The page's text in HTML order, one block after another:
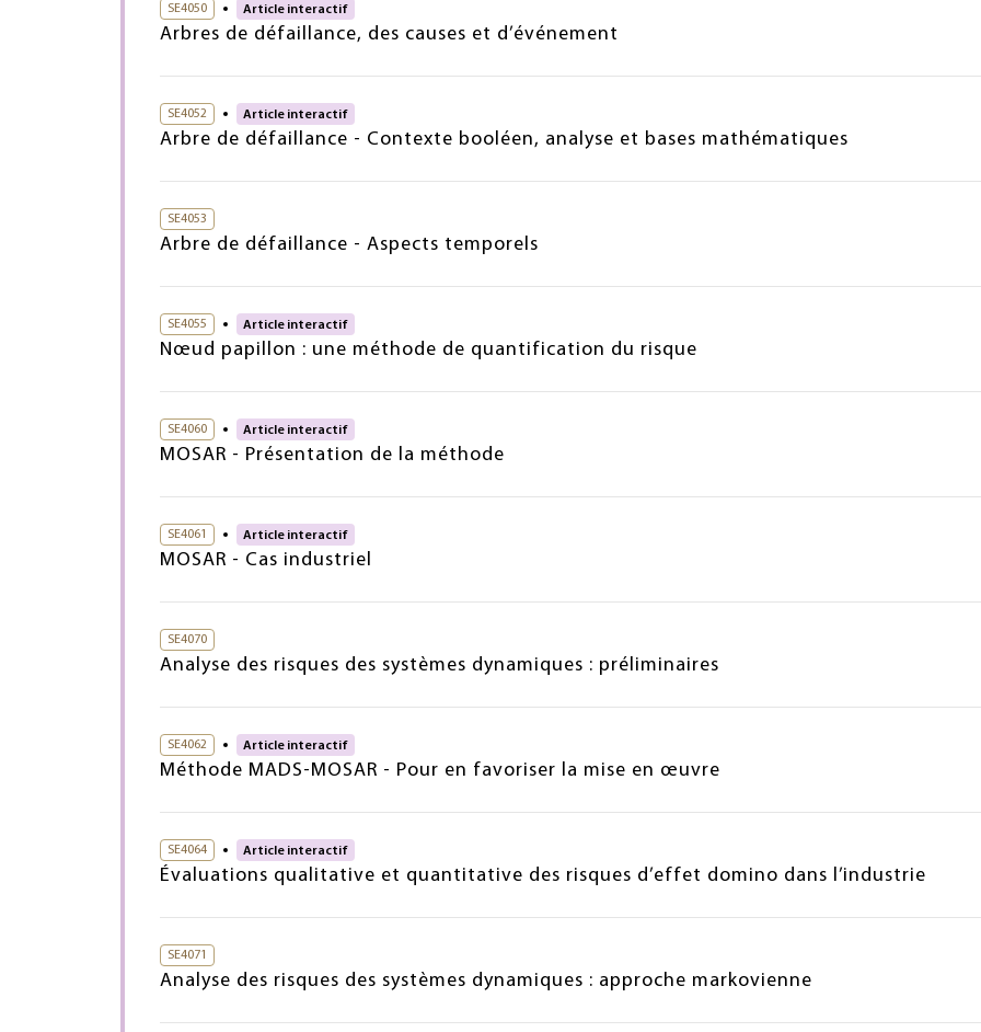
SE4050 Article interactif
Arbres de défaillance, des causes et d’événement
SE4052 Article interactif
Arbre de défaillance - Contexte booléen, analyse et bases mathématiques
SE4053
Arbre de défaillance - Aspects temporels
SE4055 Article interactif
Nœud papillon : une méthode de quantification du risque
SE4060 Article interactif
MOSAR - Présentation de la méthode
SE4061 Article interactif
MOSAR - Cas industriel
SE4070
Analyse des risques des systèmes dynamiques : préliminaires
SE4062 Article interactif
Méthode MADS-MOSAR - Pour en favoriser la mise en œuvre
SE4064 Article interactif
Évaluations qualitative et quantitative des risques d’effet domino dans l’industrie
SE4071
Analyse des risques des systèmes dynamiques : approche markovienne